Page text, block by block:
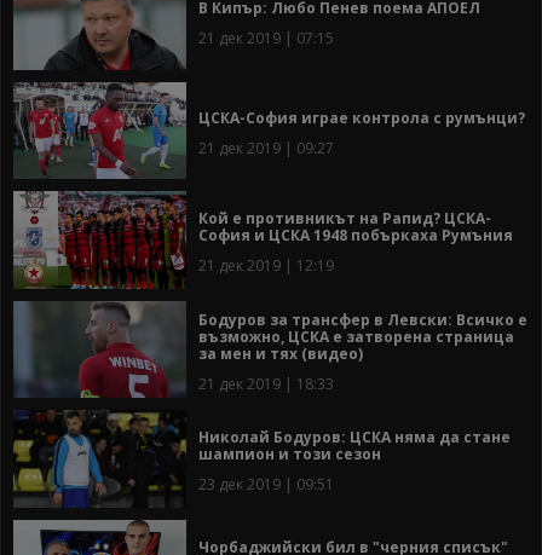
В Кипър: Любо Пенев поема АПОЕЛ
21 дек 2019 | 07:15
ЦСКА-София играе контрола с румънци?
21 дек 2019 | 09:27
Кой е противникът на Рапид? ЦСКА-
София и ЦСКА 1948 побъркаха Румъния
21 дек 2019 | 12:19
Бодуров за трансфер в Левски: Всичко е
възможно, ЦСКА е затворена страница
за мен и тях (видео)
21 дек 2019 | 18:33
Николай Бодуров: ЦСКА няма да стане
шампион и този сезон
23 дек 2019 | 09:51
Чорбаджийски бил в "черния списък"